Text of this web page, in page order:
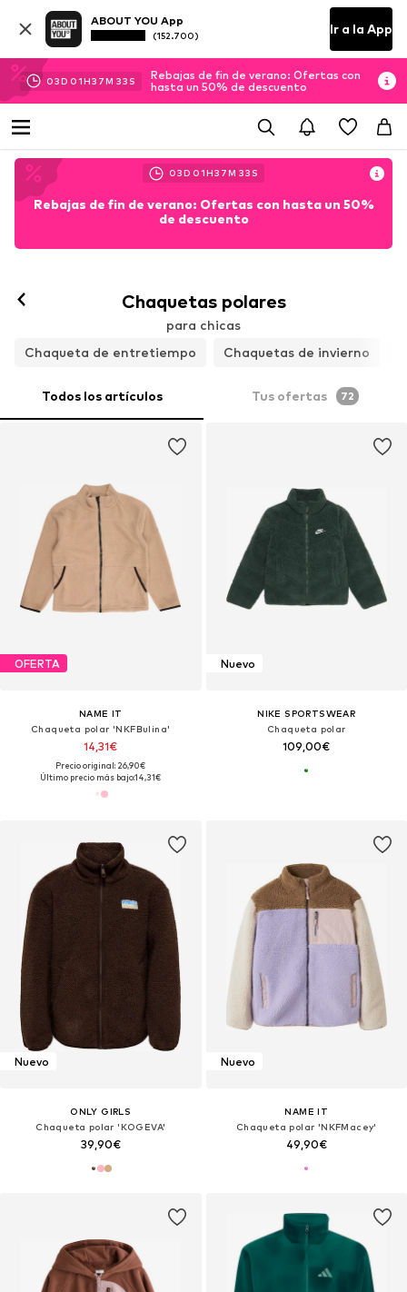
ABOUT YOU App
(152.700) Ir a la App
03D 01H37M 31 S
Rebajas de fin de verano: Ofertas con
hasta un 50% de descuento
03D 01H37M 31 S
Rebajas de fin de verano: Ofertas con hasta un 50%
de descuento
Chaquetas polares
para chicas
Chaqueta de entretiempo
Chaquetas de invierno
Todos los artículos Tus ofertas 72
OFERTA
NAME IT
Chaqueta polar 'NKFBulina'
14,31€
Precio original: 26,90€
Último precio más bajo:14,31€
Nuevo
NIKE SPORTSWEAR
Chaqueta polar
109,00€
Nuevo
ONLY GIRLS
Chaqueta polar 'KOGEVA'
39,90€
Nuevo
NAME IT
Chaqueta polar 'NKFMacey'
49,90€